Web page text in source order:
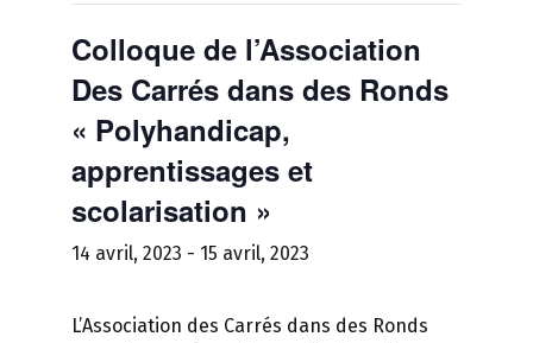
Colloque de l’Association
Des Carrés dans des Ronds
« Polyhandicap,
apprentissages et
scolarisation »
14 avril, 2023 - 15 avril, 2023
L’Association des Carrés dans des Ronds